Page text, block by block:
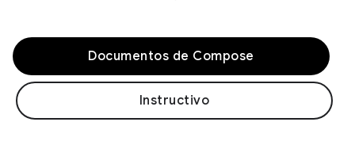
Documentos de Compose
Instructivo